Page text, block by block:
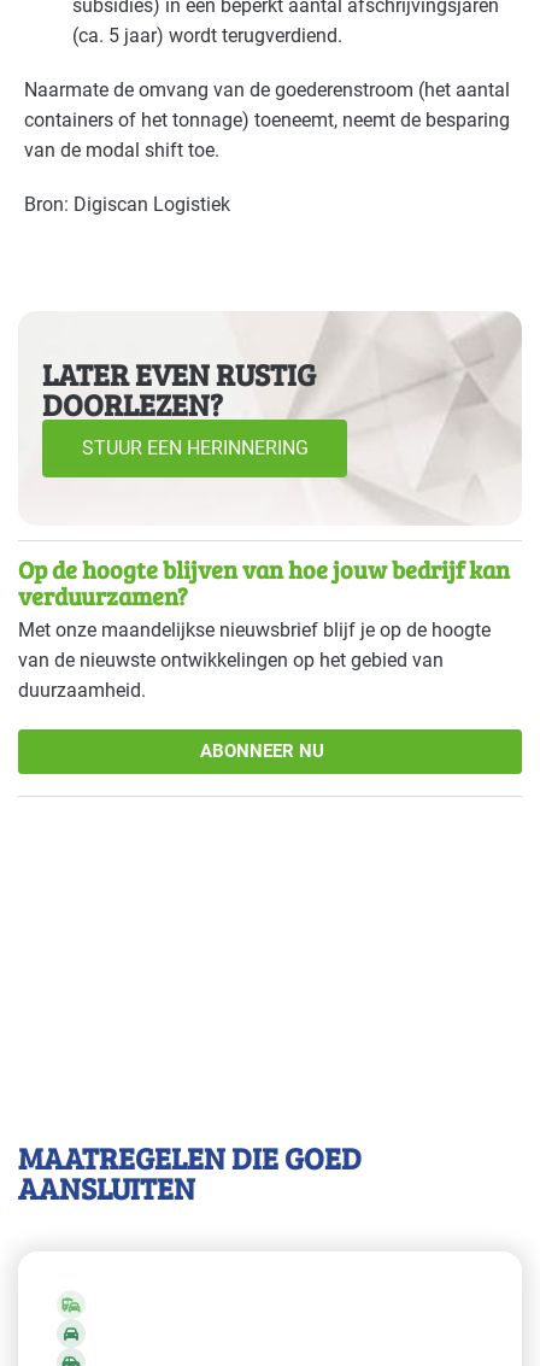
subsidies) in een beperkt aantal afschrijvingsjaren
(ca. 5 jaar) wordt terugverdiend.
Naarmate de omvang van de goederenstroom (het aantal
containers of het tonnage) toeneemt, neemt de besparing
van de modal shift toe.
Bron: Digiscan Logistiek
LATER EVEN RUSTIG
DOORLEZEN?
STUUR EEN HERINNERING
Op de hoogte blijven van hoe jouw bedrijf kan
verduurzamen?
Met onze maandelijkse nieuwsbrief blijf je op de hoogte
van de nieuwste ontwikkelingen op het gebied van
duurzaamheid.
ABONNEER NU
MAATREGELEN DIE GOED
AANSLUITEN